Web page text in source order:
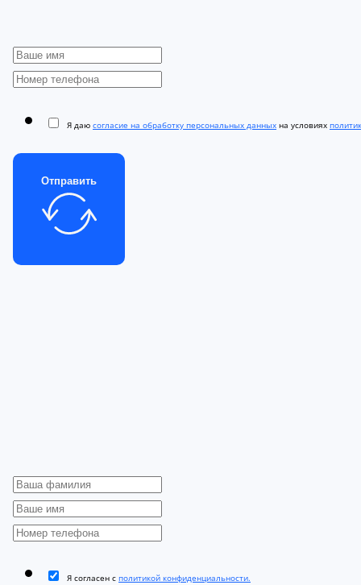
Я даю согласие на обработку персональных данных на условиях
Отправить
Я согласен с политикой конфиденциальности.